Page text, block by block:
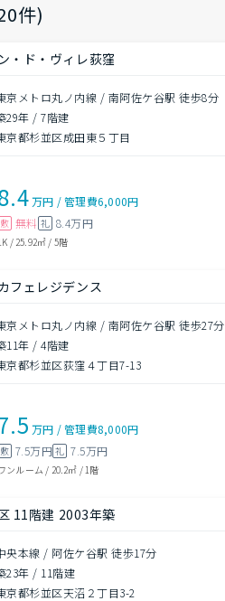
件)
・ド・ヴィレ荻窪
京メトロ丸ノ内線 / 南阿佐ケ谷駅 徒歩8分
29年 /7階建
京都杉並区成田東５丁目
万円 /管理費6,000円
敷 無料 礼 8.4万円
/ 25.92㎡ / 5階
フェレジデンス
京メトロ丸ノ内線 / 南阿佐ケ谷駅 徒歩27分
11年 /4階建
京都杉並区荻窪４丁目7-13
万円 /管理費8,000円
敷 7.5万円礼 7.5万円
ンルーム / 20.2㎡ / 1階
11階建 2003年築
央本線 / 阿佐ケ谷駅 徒歩17分
23年 / 11階建
京都杉並区天沼２丁目3-2